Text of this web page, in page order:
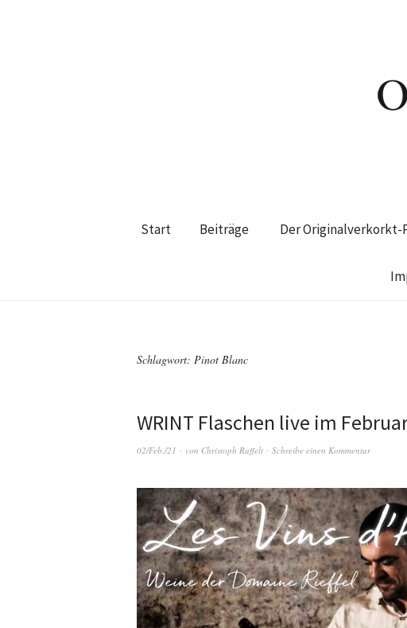
Start Beiträge Der Originalverkorkt-
Schlagwort: Pinot Blanc
WRINT Flaschen live im Februar
02/Feb./21 von Christoph Raffelt Schreibe einen Kommentar